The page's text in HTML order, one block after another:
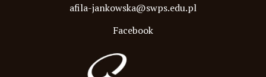
afila-jankowska@swps.edu.pl
Facebook